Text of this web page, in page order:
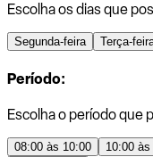
Escolha os dias que
Segunda-feira Terça-
Período:
Escolha o período que
08:00 às 10:00 10:00